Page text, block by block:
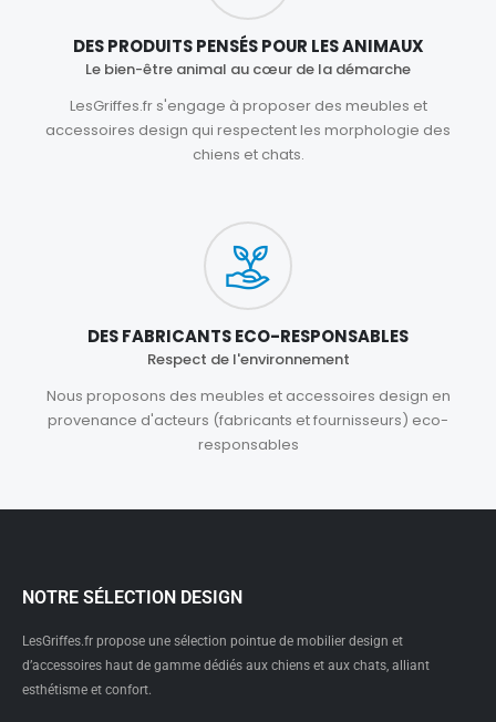
DES PRODUITS PENSÉS POUR LES ANIMAUX
Le bien-être animal au cœur de la démarche
LesGriffes.fr s'engage à proposer des meubles et
accessoires design qui respectent les morphologie des
chiens et chats.
DES FABRICANTS ECO-RESPONSABLES
Respect de l'environnement
Nous proposons des meubles et accessoires design en
provenance d'acteurs (fabricants et fournisseurs) eco-
responsables
NOTRE SÉLECTION DESIGN
LesGriffes.fr propose une sélection pointue de mobilier design et
d’accessoires haut de gamme dédiés aux chiens et aux chats, alliant
esthétisme et confort.